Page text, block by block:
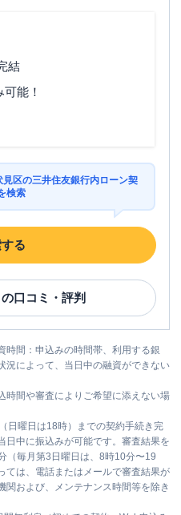
結
能！
区の三井住友銀行内ローン契
検索
る
の口コミ・評判
時間：申込みの時間帯、利用する銀
況によって、当日中の融資ができない
時間や審査によりご希望に添えない場
日曜日は18時）までの契約手続き完
日中に振込みが可能です。審査結果を
（毎月第3日曜日は、8時10分〜19
ては、電話またはメールで審査結果が
関および、メンテナンス時間等を除き